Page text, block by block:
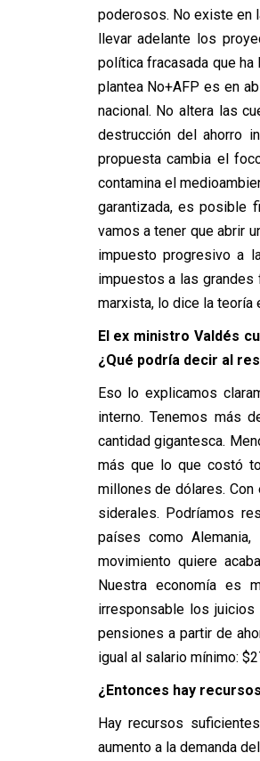
poderosos. No existe en
llevar adelante los
política fracasada que
plantea No+AFP es en
nacional. No altera las
destrucción del ahorro
propuesta cambia el
contamina el
garantizada, es posible
vamos a tener que abrir
impuesto progresivo a
impuestos a las
marxista, lo dice la teoría
El ex ministro Valdés
¿Qué podría decir al
Eso lo explicamos
interno. Tenemos más
cantidad gigantesca.
más que lo que costó
millones de dólares.
siderales. Podríamos
países como
movimiento quiere
Nuestra economía es
irresponsable los
pensiones a partir de
igual al salario mínimo:
¿Entonces hay
Hay recursos
aumento a la demanda